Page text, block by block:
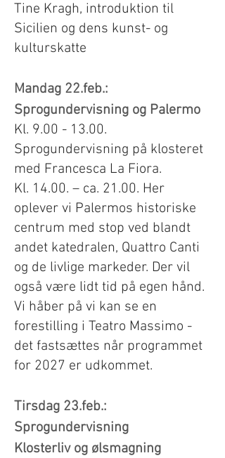
Tine Kragh, introduktion til
Sicilien og dens kunst- og
kulturskatte
Mandag 22.feb.:
Sprogundervisning og Palermo
Kl. 9.00 - 13.00.
Sprogundervisning på klosteret
med Francesca La Fiora.
Kl. 14.00. – ca. 21.00. Her
oplever vi Palermos historiske
centrum med stop ved blandt
andet katedralen, Quattro Canti
og de livlige markeder. Der vil
også være lidt tid på egen hånd.
Vi håber på vi kan se en
forestilling i Teatro Massimo -
det fastsættes når programmet
for 2027 er udkommet.
Tirsdag 23.feb.:
Sprogundervisning
Klosterliv og ølsmagning